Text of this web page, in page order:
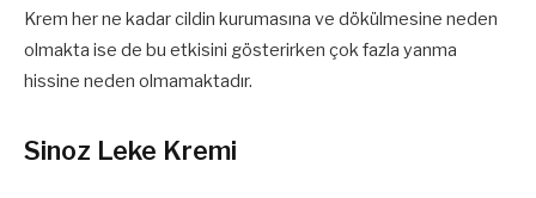
Krem her ne kadar cildin kurumasına ve dökülmesine neden
olmakta ise de bu etkisini gösterirken çok fazla yanma
hissine neden olmamaktadır.
Sinoz Leke Kremi